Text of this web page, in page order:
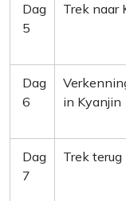
Dag
5
Trek naar
Dag
6
in Kyanjin
Dag
7
Trek